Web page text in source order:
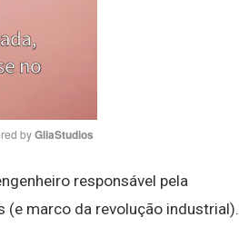
Mute
by GliaStudios
responsável pela
(e marco da revolução industrial).